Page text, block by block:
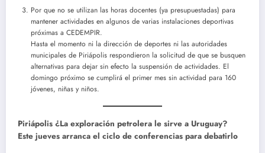
Por que no se utilizan las horas docentes (ya presupuestadas) para
mantener actividades en algunos de varias instalaciones deportivas
próximas a CEDEMPIR.
Hasta el momento ni la dirección de deportes ni las autoridades
municipales de Piriápolis respondieron la solicitud de que se busquen
alternativas para dejar sin efecto la suspensión de actividades. El
domingo próximo se cumplirá el primer mes sin actividad para 160
jóvenes, niñas y niños.
Piriápolis ¿La exploración petrolera le sirve a Uruguay?
Este jueves arranca el ciclo de conferencias para debatirlo